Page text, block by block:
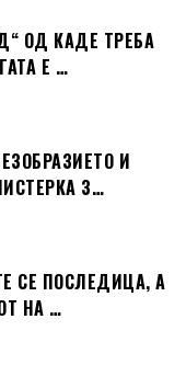
ОД КАДЕ ТРЕБА
Е …
И
З…
СЕ ПОСЛЕДИЦА, А
НА …